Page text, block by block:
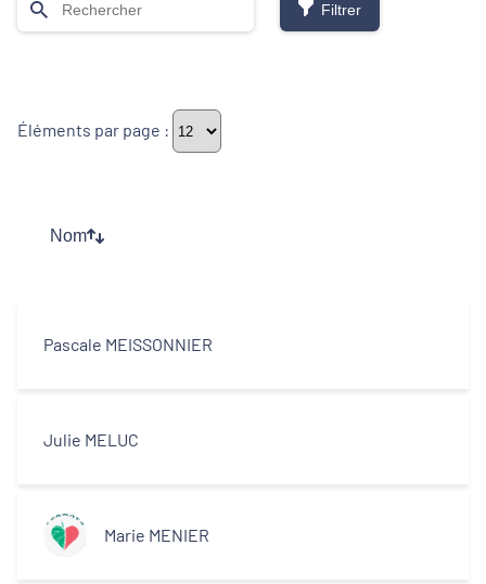
Éléments par page :
Filtrer
Thématiques
Dynamiques territoriales pour l’emploi
Territoires
Nom
Pascale MEISSONNIER
Julie MELUC
Marie MENIER